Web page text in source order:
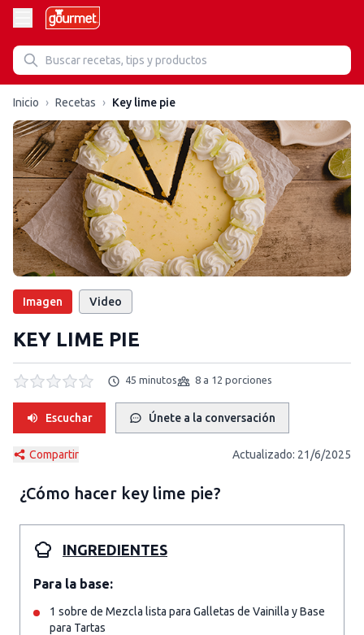
Inicio › Recetas › Key lime pie
Imagen Video
KEY LIME PIE
45 minutos 8 a 12 porciones
Escuchar Únete a la conversación
Compartir Actualizado: 21/6/2025
¿Cómo hacer key lime pie?
INGREDIENTES
Para la base:
1 sobre de Mezcla lista para Galletas de Vainilla y Base
para Tartas